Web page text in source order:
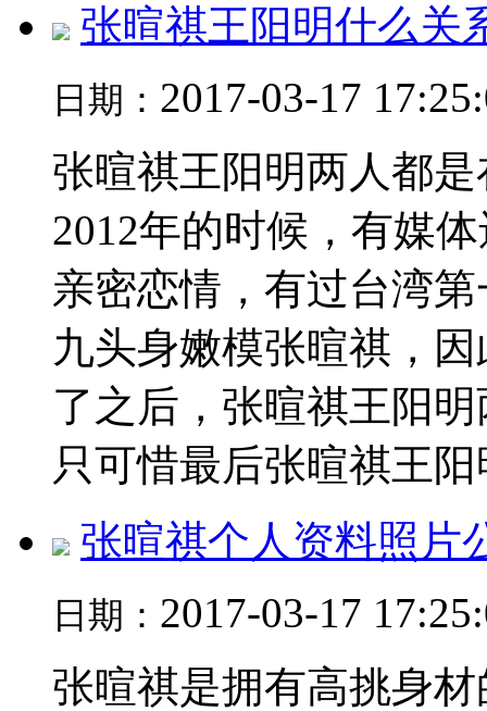
张暄祺王阳明什么关
日期： 2017-03-17
张暄祺王阳明两人都
2012年的时候，有媒
亲密恋情，有过台湾
九头身嫩模张暄祺，
了之后，张暄祺王阳
只可惜最后张暄祺王阳
张暄祺个人资料照片
日期： 2017-03-17
张暄祺是拥有高挑身